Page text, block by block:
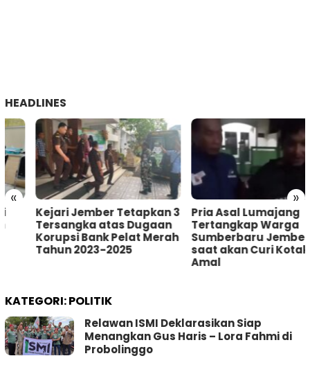
HEADLINES
« »
Kejari Jember Tetapkan 3
Tersangka atas Dugaan
Korupsi Bank Pelat Merah
Tahun 2023-2025
Pria Asal Lumajang
Tertangkap Warga
Sumberbaru Jember
saat akan Curi Kotak
KATEGORI:POLITIK
Relawan ISMI Deklarasikan Siap
Menangkan Gus Haris – Lora Fahmi di
Probolinggo